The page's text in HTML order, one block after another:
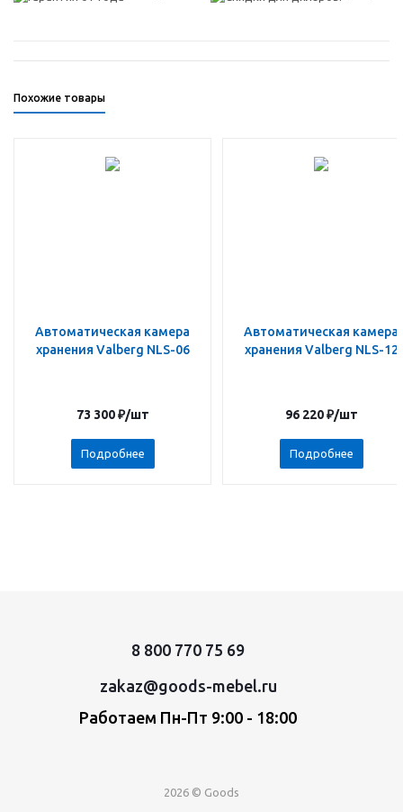
Похожие товары
Автоматическая камера
хранения Valberg NLS-06
73 300₽/шт
Подробнее
Автоматическая камера
хранения Valberg NLS-12
96 220₽/шт
Подробнее
8 800 770 75 69
zakaz@goods-mebel.ru
Работаем Пн-Пт 9:00 - 18:00
2026 © Goods